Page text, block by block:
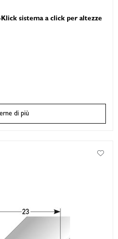
sistema a click per altezze
di più